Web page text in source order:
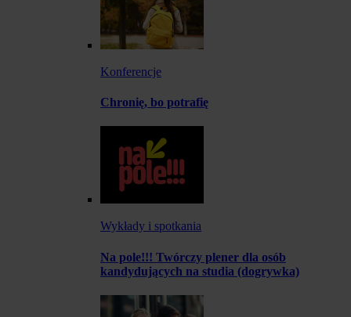
Konferencje
Chronię, bo potrafię
Wykłady i spotkania
Na pole!!! Twórczy plener dla osób
kandydujących na studia (dogrywka)